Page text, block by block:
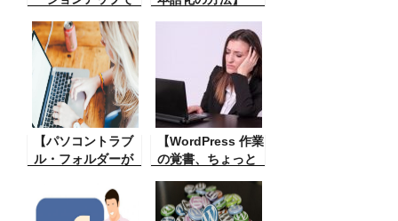
ブロックエディ
タ】 元々の簡単な
単純なエディタを
使う方法。
にインストールを
すると英語表記に
なっていること
が。慣れないと日
本語に変更するの
には考えてしま
う。その日本語化
の方法。
【パソコントラブ
ル・フォルダーが
ハードディスクな
いのフォルダーが
【WordPress 作業
の覚書、ちょっと
が】 WordPress
で編集作業などを